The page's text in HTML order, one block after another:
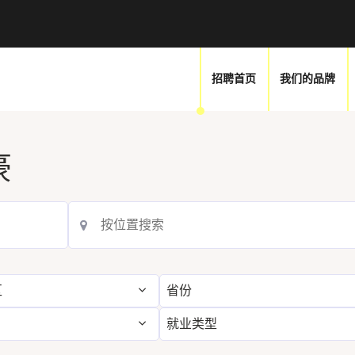
招聘首页 我们的品牌
省份
就业类型